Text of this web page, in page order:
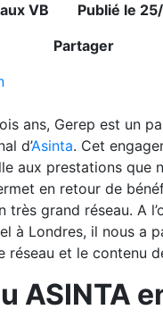
VB Publié le
Partager
ans, Gerep est un
d’Asinta. Cet
aux prestations que
en retour de
très grand réseau. A
à Londres, il nous a
réseau et le contenu
ASINTA